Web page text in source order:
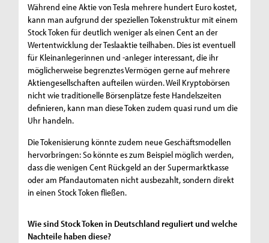
Während eine Aktie von Tesla mehrere hundert Euro kostet,
kann man aufgrund der speziellen Tokenstruktur mit einem
Stock Token für deutlich weniger als einen Cent an der
Wertentwicklung der Teslaaktie teilhaben. Dies ist eventuell
für Kleinanlegerinnen und -anleger interessant, die ihr
möglicherweise begrenztes Vermögen gerne auf mehrere
Aktiengesellschaften aufteilen würden. Weil Kryptobörsen
nicht wie traditionelle Börsenplätze feste Handelszeiten
definieren, kann man diese Token zudem quasi rund um die
Uhr handeln.
Die Tokenisierung könnte zudem neue Geschäftsmodellen
hervorbringen: So könnte es zum Beispiel möglich werden,
dass die wenigen Cent Rückgeld an der Supermarktkasse
oder am Pfandautomaten nicht ausbezahlt, sondern direkt
in einen Stock Token fließen.
Wie sind Stock Token in Deutschland reguliert und welche
Nachteile haben diese?